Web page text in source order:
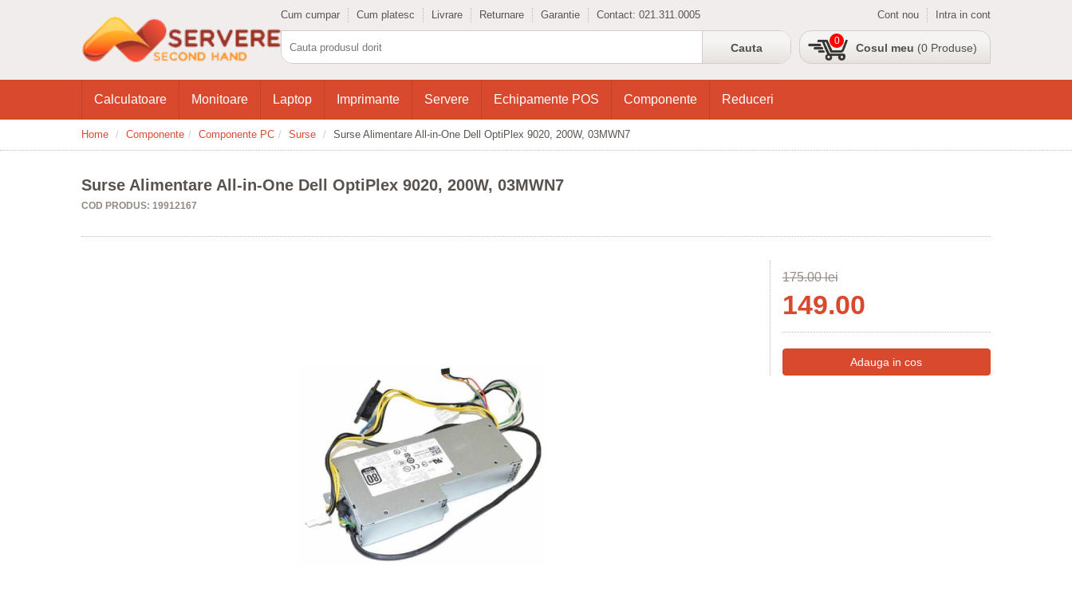
Cum cumpar Cum platesc Livrare Returnare Garantie Contact: 021.311.0005 Cont nou Intra in cont
Cosul meu (0 Produse)
0
Calculatoare Monitoare Laptop Imprimante Servere Echipamente POS Componente Reduceri
Home Componente Componente PC Surse Surse Alimentare All-in-One Dell OptiPlex 9020, 200W, 03MWN7
Surse Alimentare All-in-One Dell OptiPlex 9020, 200W, 03MWN7
COD PRODUS: 19912167
175.00 lei
149.00